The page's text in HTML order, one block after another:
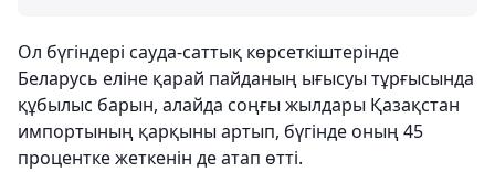
Ол бүгіндері сауда-саттық көрсеткіштерінде
Беларусь еліне қарай пайданың ығысуы тұрғысында
құбылыс барын, алайда соңғы жылдары Қазақстан
импортының қарқыны артып, бүгінде оның 45
процентке жеткенін де атап өтті.